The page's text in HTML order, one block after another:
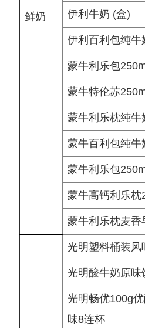
鲜奶 伊利牛奶 (盒)
伊利百利包纯牛
蒙牛利乐包
蒙牛特伦苏
蒙牛利乐枕纯牛
蒙牛百利包纯牛
蒙牛利乐包
蒙牛高钙利乐枕
蒙牛利乐枕麦香
光明塑料桶装风
光明酸牛奶原味
光明畅优100g
味8连杯